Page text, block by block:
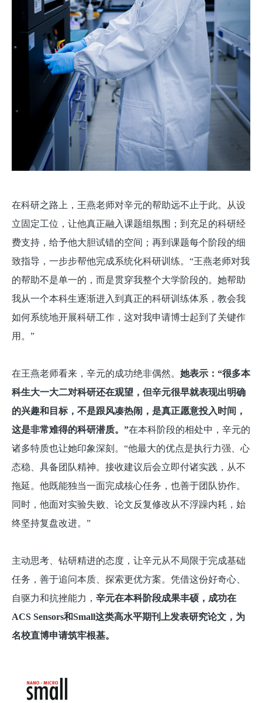
在科研之路上，王燕老师对辛元的帮助远不止于此。从设
立固定工位，让他真正融入课题组氛围；到充足的科研经
费支持，给予他大胆试错的空间；再到课题每个阶段的细
致指导，一步步帮他完成系统化科研训练。“王燕老师对我
的帮助不是单一的，而是贯穿我整个大学阶段的。她帮助
我从一个本科生逐渐进入到真正的科研训练体系，教会我
如何系统地开展科研工作，这对我申请博士起到了关键作
用。”
在王燕老师看来，辛元的成功绝非偶然。 她表示：“很多本
科生大一大二对科研还在观望，但辛元很早就表现出明确
的兴趣和目标，不是跟风凑热闹，是真正愿意投入时间，
这是非常难得的科研潜质。”在本科阶段的相处中，辛元的
诸多特质也让她印象深刻。“他最大的优点是执行力强、心
态稳、具备团队精神。接收建议后会立即付诸实践，从不
拖延。他既能独当一面完成核心任务，也善于团队协作。
同时，他面对实验失败、论文反复修改从不浮躁内耗，始
终坚持复盘改进。”
主动思考、钻研精进的态度，让辛元从不局限于完成基础
任务，善于追问本质、探索更优方案。凭借这份好奇心、
自驱力和抗挫能力， 辛元在本科阶段成果丰硕，成功在
ACS Sensors和Small这类高水平期刊上发表研究论文，为
名校直博申请筑牢根基。